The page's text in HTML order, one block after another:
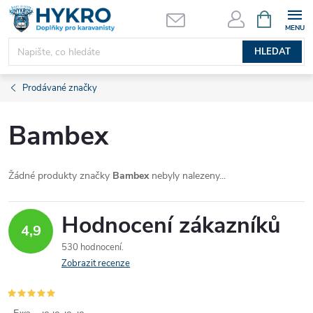
Přejít
obsah
HLEDAT
NÁKUPNÍ
KOŠÍK
Prodávané značky
Bambex
Žádné produkty značky Bambexnebyly nalezeny...
4,9 Hodnocení zákazníků
530 hodnocení
Zobrazit recenze